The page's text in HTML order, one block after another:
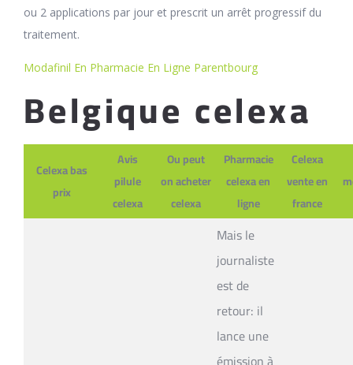
ou 2 applications par jour et prescrit un arrêt progressif du
traitement.
Modafinil En Pharmacie En Ligne Parentbourg
Belgique celexa
Celexa bas
prix
Avis
pilule
celexa
Ou peut
on acheter
celexa
Pharmacie
celexa en
ligne
Celexa
vente en
france
Mais le
journaliste
est de
retour: il
lance une